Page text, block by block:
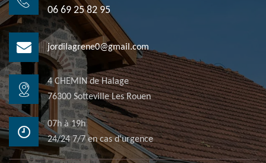
06 69 25 82 95
jordilagrene0@gmail.com
4 CHEMIN de Halage
76300 Sotteville Les Rouen
07h à 19h
24/24 7/7 en cas d'urgence